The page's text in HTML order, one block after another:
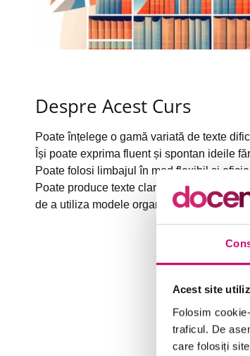
Acest site
Folosim
traficul. De
care folosiți
Despre Acest Curs
Poate înțelege o gamă variată de texte
Își poate exprima fluent și spontan ideile
Poate folosi limbajul în mod flexibil și
Poate produce texte clare, bine
de a utiliza modele organizaționale,